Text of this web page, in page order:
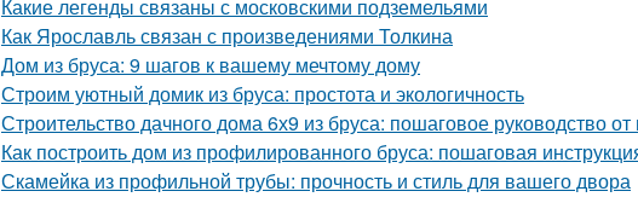
Какие легенды связаны с московскими подземельями
Как Ярославль связан с произведениями Толкина
Дом из бруса: 9 шагов к вашему мечтому дому
Строим уютный домик из бруса: простота и экологичность
Строительство дачного дома 6х9 из бруса: пошаговое руководство
Как построить дом из профилированного бруса: пошаговая
Скамейка из профильной трубы: прочность и стиль для вашего двора